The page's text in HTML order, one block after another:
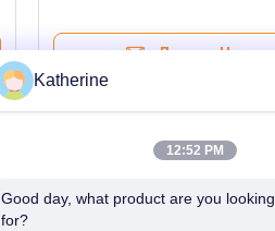
операционной системы
Лучшая Цена
Написать нам
Katherine
12:52 PM
Good day, what product are you looking
for?